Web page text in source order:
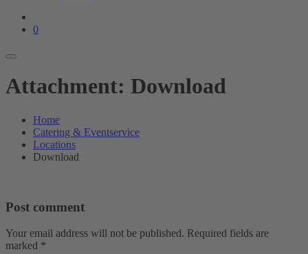
0
Attachment: Download
Home
Catering & Eventservice
Locations
Download
Post comment
Your email address will not be published. Required fields are
marked *